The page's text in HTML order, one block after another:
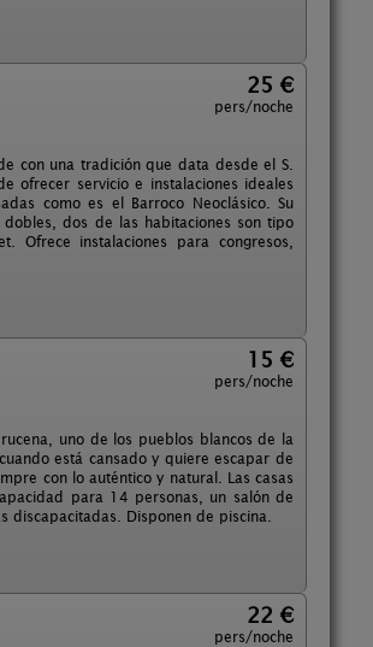
25 €
pers/noche
con una tradición que data desde el S.
ofrecer servicio e instalaciones ideales
como es el Barroco Neoclásico. Su
dos de las habitaciones son tipo
Ofrece instalaciones para congresos,
15 €
pers/noche
uno de los pueblos blancos de la
está cansado y quiere escapar de
con lo auténtico y natural. Las casas
para 14 personas, un salón de
Disponen de piscina.
22 €
pers/noche